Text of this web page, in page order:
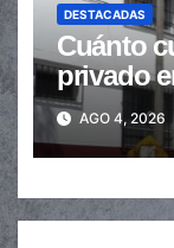
DESTACADAS
Cuánto
privado
deAGO 4, 2026